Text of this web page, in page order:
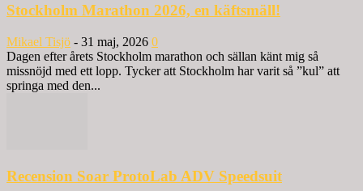
Stockholm Marathon 2026, en käftsmäll!
Mikael Tisjö - 31 maj, 2026 0
Dagen efter årets Stockholm marathon och sällan känt mig så
missnöjd med ett lopp. Tycker att Stockholm har varit så ”kul” att
springa med den...
Recension Soar ProtoLab ADV Speedsuit